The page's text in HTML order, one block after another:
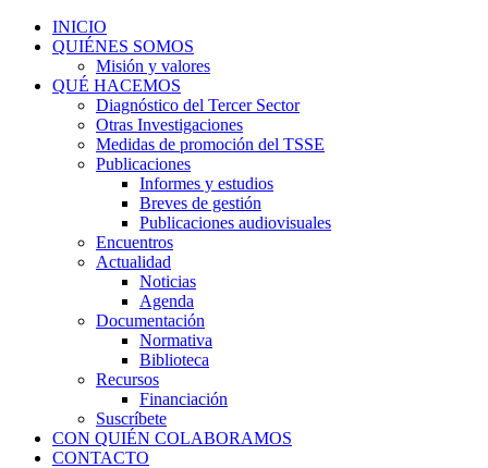
INICIO
QUIÉNES SOMOS
Misión y valores
QUÉ HACEMOS
Diagnóstico del Tercer Sector
Otras Investigaciones
Medidas de promoción del TSSE
Publicaciones
Informes y estudios
Breves de gestión
Publicaciones audiovisuales
Encuentros
Actualidad
Noticias
Agenda
Documentación
Normativa
Biblioteca
Recursos
Financiación
Suscríbete
CON QUIÉN COLABORAMOS
CONTACTO